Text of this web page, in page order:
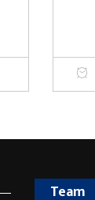
Team